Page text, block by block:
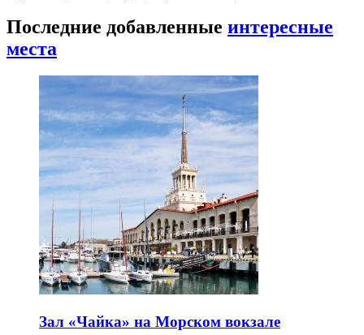
Последние добавленные интересные
места
Зал «Чайка» на Морском вокзале